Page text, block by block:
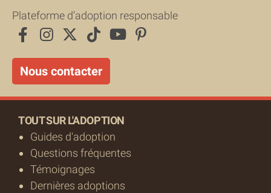
Plateforme d’adoption responsable
Nous contacter
TOUT SUR L'ADOPTION
Guides d'adoption
Questions fréquentes
Témoignages
Dernières adoptions